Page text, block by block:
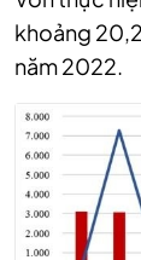
khoảng
năm 2022.